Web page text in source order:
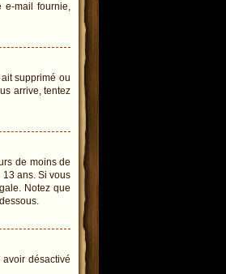
e-mail fournie,
supprimé ou
arrive, tentez
de moins de
ans. Si vous
Notez que
désactivé